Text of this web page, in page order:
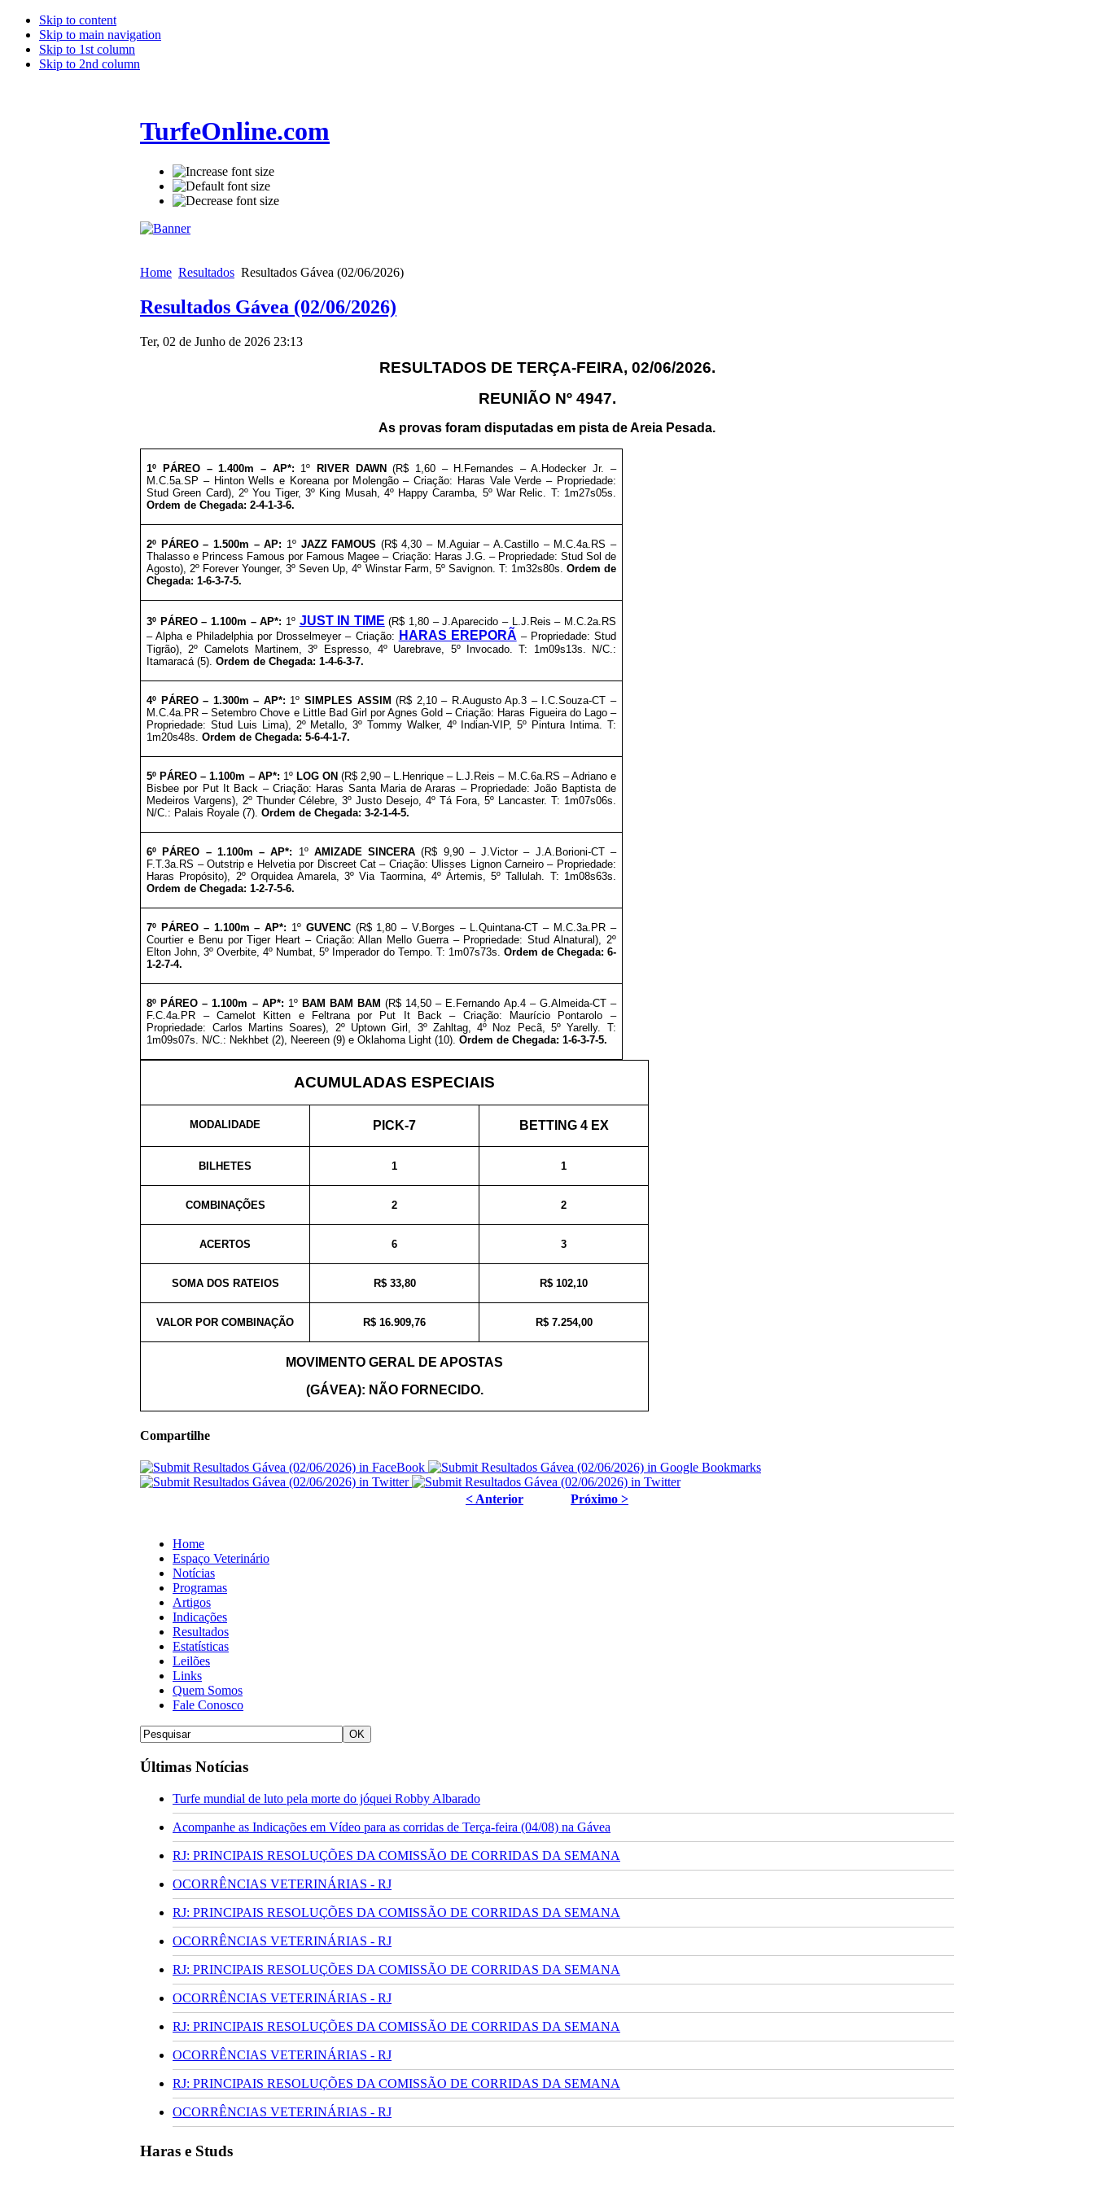
Skip to content
Skip to main navigation
Skip to 1st column
Skip to 2nd column
TurfeOnline.com
Home Resultados Resultados Gávea (02/06/2026)
Resultados Gávea (02/06/2026)
Ter, 02 de Junho de 2026 23:13
RESULTADOS DE TERÇA-FEIRA, 02/06/2026.
REUNIÃO Nº 4947.
As provas foram disputadas em pista de Areia Pesada.
1º PÁREO –1.400m – AP*: 1º RIVER DAWN(R$ 1,60 – H.Fernandes – A.Hodecker Jr. –
M.C.5a.SP – Hinton Wells e Koreana por Molengão – Criação: Haras Vale Verde – Propriedade:
Stud Green Card), 2º You Tiger, 3º King Musah, 4º Happy Caramba, 5º War Relic. T: 1m27s05s.
Ordem de Chegada: 2-4-1-3-6.
2º PÁREO –1.500m – AP: 1º JAZZ FAMOUS (R$ 4,30 – M.Aguiar – A.Castillo – M.C.4a.RS –
Thalasso e Princess Famous por Famous Magee – Criação: Haras J.G. – Propriedade: Stud Sol de
Agosto), 2º Forever Younger, 3º Seven Up, 4º Winstar Farm, 5º Savignon. T: 1m32s80s. Ordem de
Chegada: 1-6-3-7-5.
3º PÁREO –1.100m – AP*: 1º JUST IN TIME (R$ 1,80 – J.Aparecido – L.J.Reis – M.C.2a.RS
– Alpha e Philadelphia por Drosselmeyer – Criação: HARAS EREPORÃ – Propriedade: Stud
Tigrão), 2º Camelots Martinem, 3º Espresso, 4º Uarebrave, 5º Invocado. T: 1m09s13s. N/C.:
Itamaracá (5).Ordem de Chegada: 1-4-6-3-7.
4º PÁREO – 1.300m – AP*: 1º SIMPLES ASSIM (R$ 2,10 – R.Augusto Ap.3 – I.C.Souza-CT –
M.C.4a.PR – Setembro Chove e Little Bad Girl por Agnes Gold – Criação: Haras Figueira do Lago –
Propriedade: Stud Luis Lima), 2º Metallo, 3º Tommy Walker, 4º Indian-VIP, 5º Pintura Intima. T:
1m20s48s.Ordem de Chegada: 5-6-4-1-7.
5º PÁREO –1.100m – AP*: 1º LOG ON (R$ 2,90 – L.Henrique – L.J.Reis – M.C.6a.RS – Adriano e
Bisbee por Put It Back – Criação: Haras Santa Maria de Araras – Propriedade: João Baptista de
Medeiros Vargens), 2º Thunder Célebre, 3º Justo Desejo, 4º Tá Fora, 5º Lancaster. T: 1m07s06s.
N/C.: Palais Royale (7).Ordem de Chegada: 3-2-1-4-5.
6º PÁREO – 1.100m – AP*: 1º AMIZADE SINCERA (R$ 9,90 – J.Victor – J.A.Borioni-CT –
F.T.3a.RS – Outstrip e Helvetia por Discreet Cat – Criação: Ulisses Lignon Carneiro – Propriedade:
Haras Propósito), 2º Orquidea Amarela, 3º Via Taormina, 4º Ártemis, 5º Tallulah. T: 1m08s63s.
Ordem de Chegada: 1-2-7-5-6.
7º PÁREO – 1.100m – AP*: 1º GUVENC(R$ 1,80 – V.Borges – L.Quintana-CT – M.C.3a.PR –
Courtier e Benu por Tiger Heart – Criação: Allan Mello Guerra – Propriedade: Stud Alnatural), 2º
Elton John, 3º Overbite, 4º Numbat, 5º Imperador do Tempo. T: 1m07s73s. Ordem de Chegada: 6-
1-2-7-4.
8º PÁREO –1.100m – AP*: 1º BAM BAM BAM (R$ 14,50 – E.Fernando Ap.4 – G.Almeida-CT –
F.C.4a.PR – Camelot Kitten e Feltrana por Put It Back – Criação: Maurício Pontarolo –
Propriedade: Carlos Martins Soares), 2º Uptown Girl, 3º Zahltag, 4º Noz Pecã, 5º Yarelly. T:
1m09s07s. N/C.: Nekhbet (2), Neereen (9) e Oklahoma Light (10).Ordem de Chegada: 1-6-3-7-5.
ACUMULADAS ESPECIAIS
MODALIDADE PICK-7 BETTING 4 EX
BILHETES 1 1
COMBINAÇÕES 2 2
ACERTOS 6 3
SOMA DOS RATEIOS R$ 33,80 R$ 102,10
VALOR POR COMBINAÇÃO R$ 16.909,76 R$ 7.254,00
MOVIMENTO GERAL DE APOSTAS
(GÁVEA): NÃO FORNECIDO.
Compartilhe
< Anterior Próximo >
Home
Espaço Veterinário
Notícias
Programas
Artigos
Indicações
Resultados
Estatísticas
Leilões
Links
Quem Somos
Fale Conosco
Últimas Notícias
Turfe mundial de luto pela morte do jóquei Robby Albarado
Acompanhe as Indicações em Vídeo para as corridas de Terça-feira (04/08) na Gávea
RJ: PRINCIPAIS RESOLUÇÕES DA COMISSÃO DE CORRIDAS DA SEMANA
OCORRÊNCIAS VETERINÁRIAS - RJ
RJ: PRINCIPAIS RESOLUÇÕES DA COMISSÃO DE CORRIDAS DA SEMANA
OCORRÊNCIAS VETERINÁRIAS - RJ
RJ: PRINCIPAIS RESOLUÇÕES DA COMISSÃO DE CORRIDAS DA SEMANA
OCORRÊNCIAS VETERINÁRIAS - RJ
RJ: PRINCIPAIS RESOLUÇÕES DA COMISSÃO DE CORRIDAS DA SEMANA
OCORRÊNCIAS VETERINÁRIAS - RJ
RJ: PRINCIPAIS RESOLUÇÕES DA COMISSÃO DE CORRIDAS DA SEMANA
OCORRÊNCIAS VETERINÁRIAS - RJ
Haras e Studs